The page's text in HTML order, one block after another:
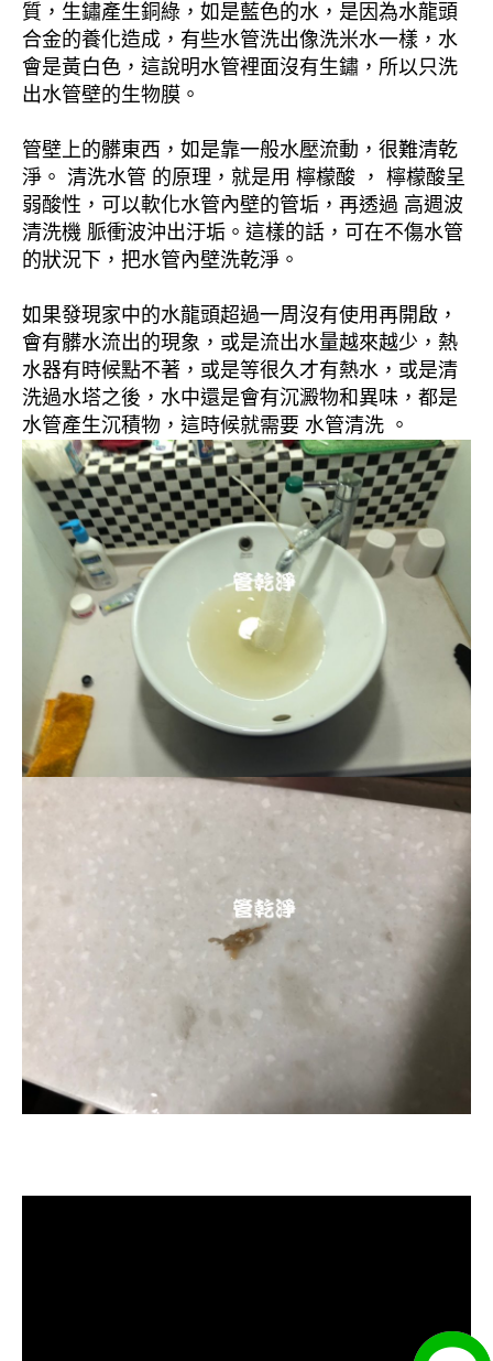
質，生鏽產生銅綠，如是藍色的水，是因為水龍頭
合金的養化造成，有些水管洗出像洗米水一樣，水
會是黃白色，這說明水管裡面沒有生鏽，所以只洗
出水管壁的生物膜。
管壁上的髒東西，如是靠一般水壓流動，很難清乾
淨。 清洗水管 的原理，就是用 檸檬酸 ， 檸檬酸呈
弱酸性，可以軟化水管內壁的管垢，再透過 高週波
清洗機 脈衝波沖出汙垢。這樣的話，可在不傷水管
的狀況下，把水管內壁洗乾淨。
如果發現家中的水龍頭超過一周沒有使用再開啟，
會有髒水流出的現象，或是流出水量越來越少，熱
水器有時候點不著，或是等很久才有熱水，或是清
洗過水塔之後，水中還是會有沉澱物和異味，都是
水管產生沉積物，這時候就需要 水管清洗 。